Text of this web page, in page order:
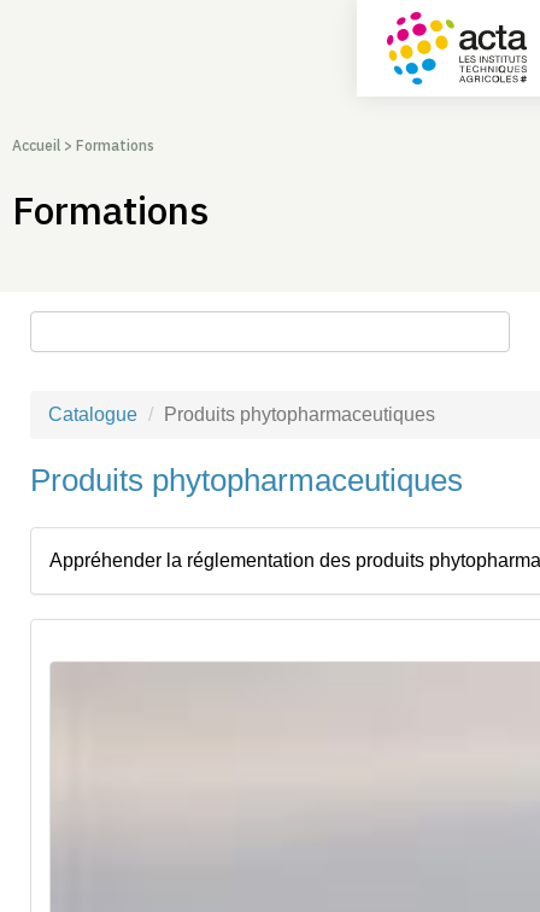
Accueil > Formations
Formations
Catalogue Produits phytopharmaceutiques
Produits phytopharmaceutiques
Appréhender la réglementation des produits